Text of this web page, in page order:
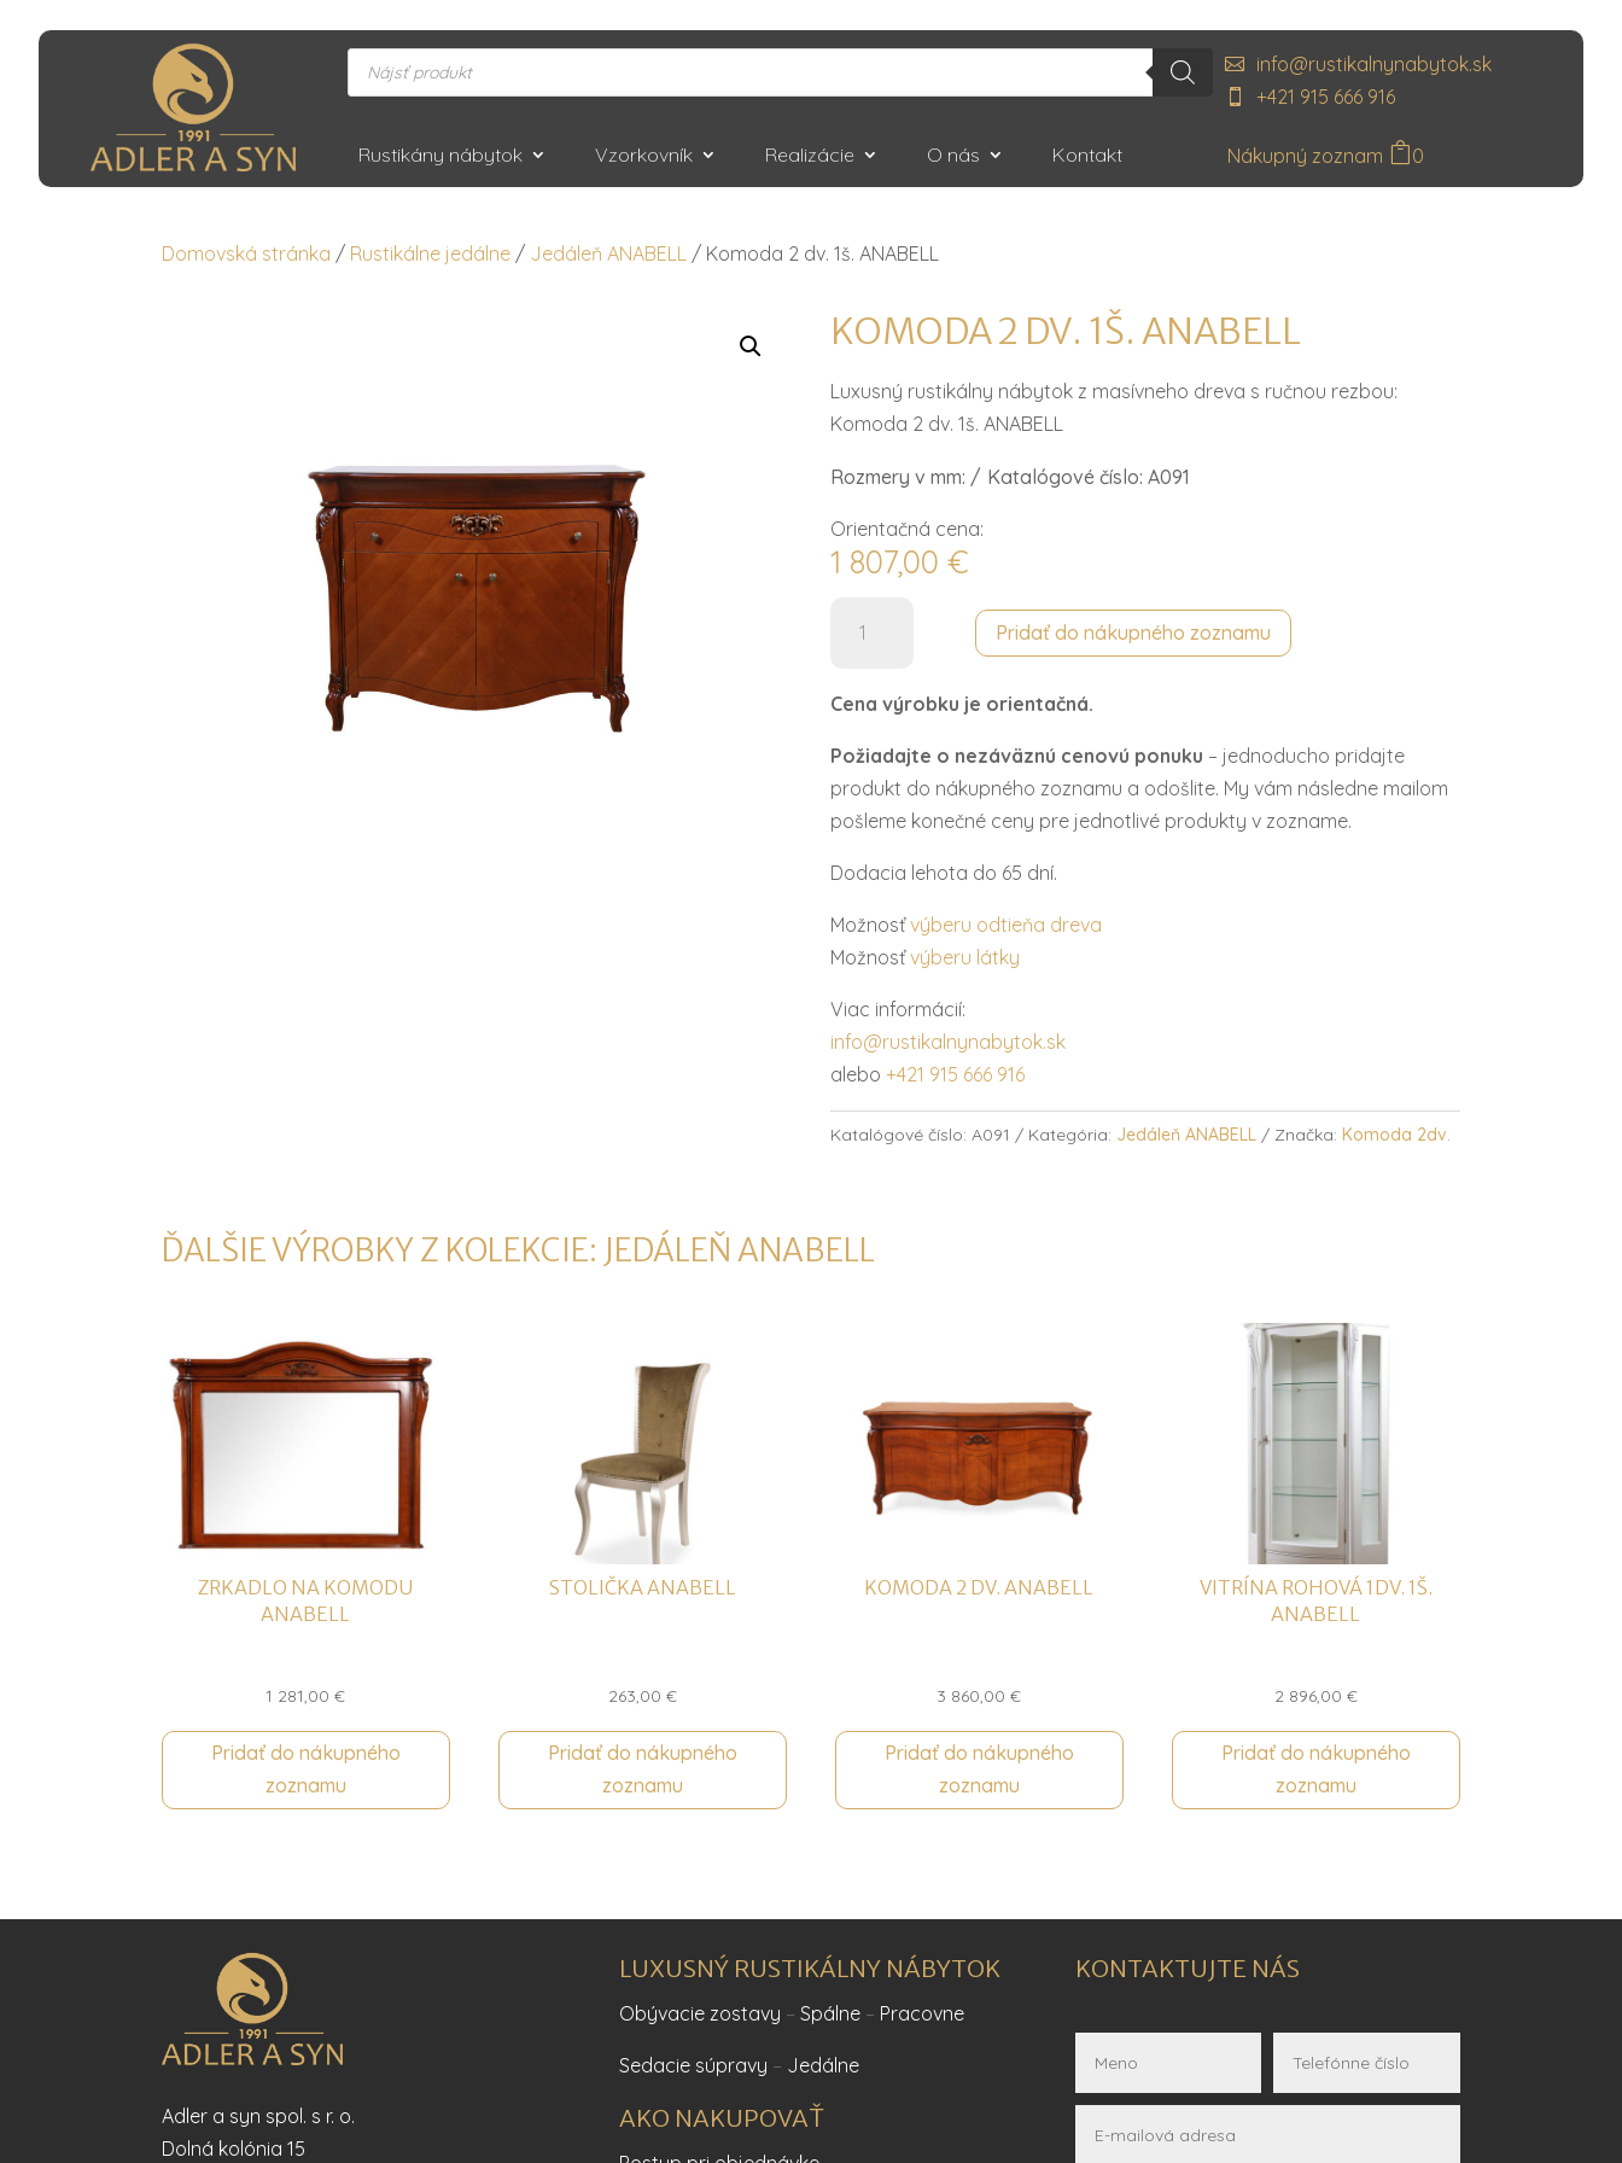
Products
search
info@rustikalnynabytok.sk
+421 915 666 916
Rustikány nábytok Vzorkovník Realizácie O nás Kontakt 0
Domovská stránka / Rustikálne jedálne / Jedáleň ANABELL / Komoda 2 dv. 1š. ANABELL
KOMODA 2 DV. 1Š. ANABELL
Luxusný rustikálny nábytok z masívneho dreva s ručnou rezbou:
Komoda 2 dv. 1š. ANABELL
Rozmery v mm: / Katalógové číslo: A091
Orientačná cena:
1 807,00€
Komoda
dv.
ANABELL
Pridať do nákupného zoznamu
Cena výrobku je orientačná.
Požiadajte o nezáväznú cenovú ponuku – jednoducho pridajte
produkt do nákupného zoznamu a odošlite. My vám následne mailom
pošleme konečné ceny pre jednotlivé produkty v zozname.
Dodacia lehota do 65 dní.
Možnosťvýberu odtieňa dreva
Možnosťvýberu látky
Viac informácií:
info@rustikalnynabytok.sk
alebo +421 915 666 916
Katalógové číslo:A091 Kategória: Jedáleň ANABELL Značka:Komoda 2dv.
ĎALŠIE VÝROBKY Z KOLEKCIE: JEDÁLEŇ ANABELL
ZRKADLO NA KOMODU
ANABELL
1 281,00€
Pridať do nákupného
zoznamu
STOLIČKA ANABELL
263,00 €
Pridať do nákupného
zoznamu
KOMODA 2 DV. ANABELL
3 860,00€
Pridať do nákupného
zoznamu
VITRÍNA ROHOVÁ 1DV. 1Š.
ANABELL
2 896,00 €
Pridať do nákupného
zoznamu
Adler a syn spol. s r. o.
Dolná kolónia 15
LUXUSNÝ RUSTIKÁLNY NÁBYTOK
Obývacie zostavy – Spálne– Pracovne
Sedacie súpravy – Jedálne
AKO NAKUPOVAŤ
KONTAKTUJTE NÁS